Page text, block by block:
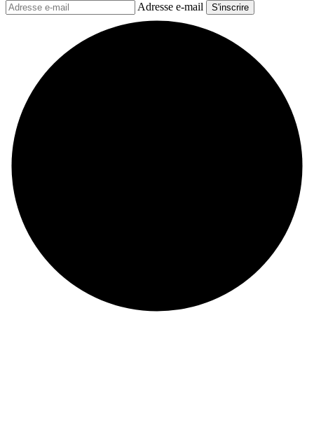
Adresse e-mail